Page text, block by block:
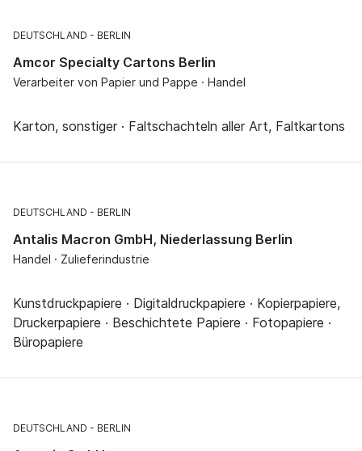
DEUTSCHLAND BERLIN
Amcor Specialty Cartons Berlin
Verarbeiter von Papier und Pappe · Handel
Karton, sonstiger · Faltschachteln aller Art, Faltkartons
DEUTSCHLAND BERLIN
Antalis Macron GmbH, Niederlassung Berlin
Handel · Zulieferindustrie
Kunstdruckpapiere · Digitaldruckpapiere · Kopierpapiere,
Druckerpapiere · Beschichtete Papiere · Fotopapiere ·
Büropapiere
DEUTSCHLAND BERLIN